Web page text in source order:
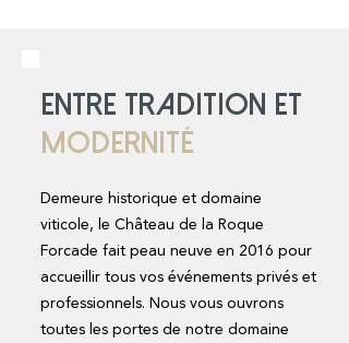
Demeure historique et domaine
viticole, le Château de la Roque
Forcade fait peau neuve en 2016 pour
accueillir tous vos événements privés et
professionnels. Nous vous ouvrons
toutes les portes de notre domaine
entre tradition et
modernité